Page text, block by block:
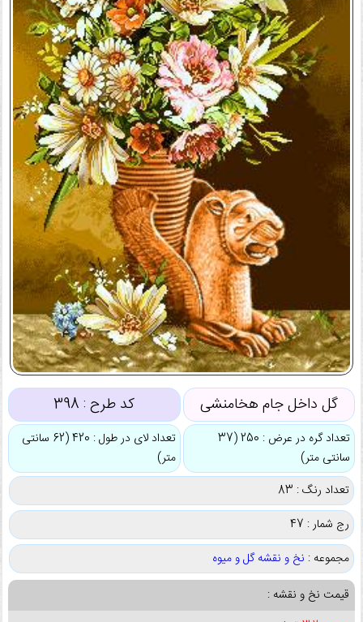
گل داخل جام هخامنشی کد طرح : 398
تعداد گره در عرض : 250 (37
سانتی متر)
تعداد لای در طول : 420 (62 سانتی
متر)
تعداد رنگ : 83
رج شمار : 47
مجموعه : نخ و نقشه گل و میوه
قیمت نخ و نقشه :